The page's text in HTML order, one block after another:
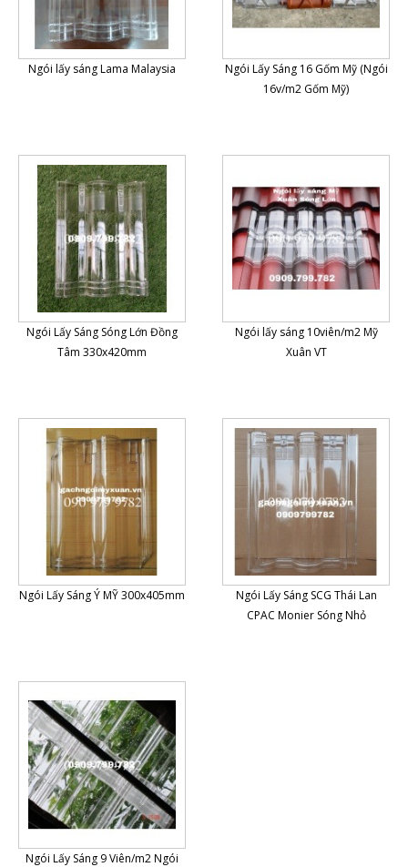
Ngói lấy sáng Lama Malaysia
Ngói Lấy Sáng 16 Gốm Mỹ (Ngói
16v/m2 Gốm Mỹ)
Ngói Lấy Sáng Sóng Lớn Đồng
Tâm 330x420mm
Ngói lấy sáng 10viên/m2 Mỹ
Xuân VT
Ngói Lấy Sáng Ý MỸ 300x405mm
Ngói Lấy Sáng SCG Thái Lan
CPAC Monier Sóng Nhỏ
Ngói Lấy Sáng 9 Viên/m2 Ngói